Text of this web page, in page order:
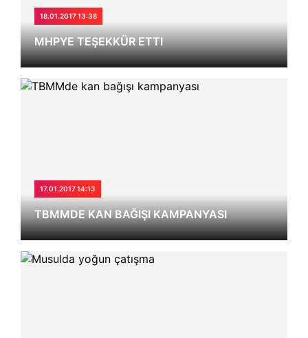
18.01.2017 13:38
MHPYE TEŞEKKÜR ETTI
17.01.2017 14:13
TBMMDE KAN BAĞIŞI KAMPANYASI